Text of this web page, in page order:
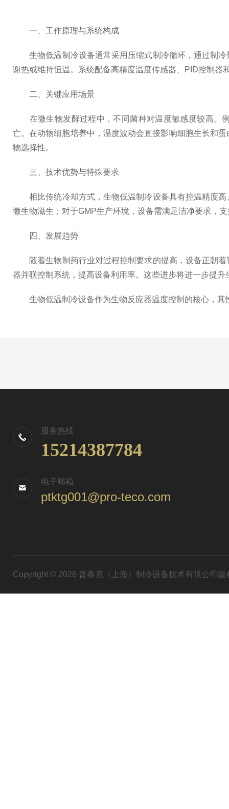
一、工作原理与系统构成
生物低温制冷设备通常采用压缩式制冷循环，通过制冷
谢热或维持恒温。系统配备高精度温度传感器、PID控制
二、关键应用场景
在微生物发酵过程中，不同菌种对温度敏感度较高。
亡。在动物细胞培养中，温度波动会直接影响细胞生长和
物选择性。
三、技术优势与特殊要求
相比传统冷却方式，生物低温制冷设备具有控温精度高
微生物滋生；对于GMP生产环境，设备需满足洁净要求，
四、发展趋势
随着生物制药行业对过程控制要求的提高，设备正朝着
器并联控制系统，提高设备利用率。这些进步将进一步提
生物低温制冷设备作为生物反应器温度控制的核心，其
服务热线
15214387784
电子邮箱
ptktg001@pro-teco.com
Copyright © 2026 普泰克（上海）制冷设备技术有限公司版